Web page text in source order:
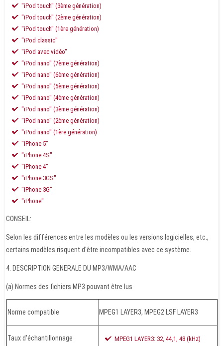
"iPod touch" (3ème génération)
"iPod touch" (2ème génération)
"iPod touch" (1ère génération)
"iPod classic"
"iPod avec vidéo"
"iPod nano" (7ème génération)
"iPod nano" (6ème génération)
"iPod nano" (5ème génération)
"iPod nano" (4ème génération)
"iPod nano" (3ème génération)
"iPod nano" (2ème génération)
"iPod nano" (1ère génération)
"iPhone 5"
"iPhone 4S"
"iPhone 4"
"iPhone 3GS"
"iPhone 3G"
"iPhone"
CONSEIL:
Selon les différences entre les modèles ou les versions logicielles, etc.,
certains modèles risquent d'être incompatibles avec ce système.
4. DESCRIPTION GENERALE DU MP3/WMA/AAC
(a) Normes des fichiers MP3 pouvant être lus
Norme compatible MPEG1 LAYER3, MPEG2 LSF LAYER3
Taux d'échantillonnage
MPEG1 LAYER3: 32, 44,1, 48 (kHz)